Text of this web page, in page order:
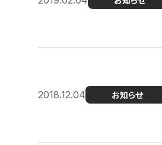
2018.12.04 お知らせ